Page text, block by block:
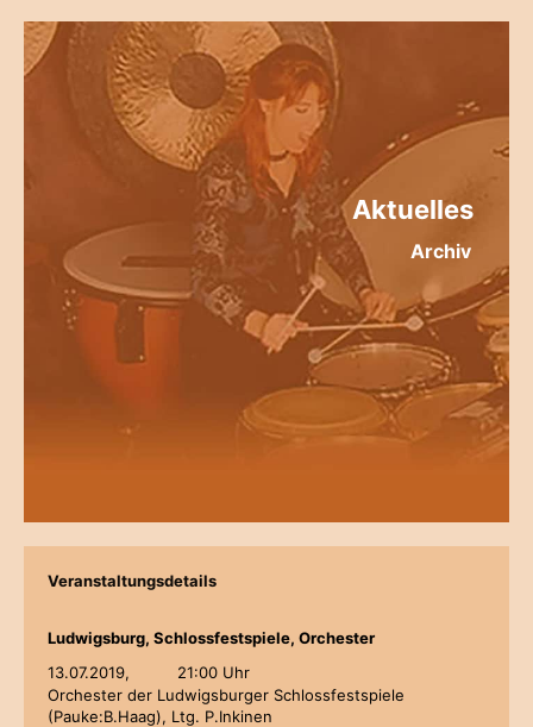
Aktuelles
Archiv
Veranstaltungsdetails
Ludwigsburg, Schlossfestspiele, Orchester
13.07.2019,
21:00 Uhr
Orchester der Ludwigsburger Schlossfestspiele
(Pauke:B.Haag), Ltg. P.Inkinen